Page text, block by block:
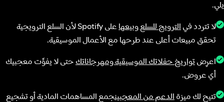
يلي.
لا تتردد في الترويج للسلع وبيعها
على Spotify لأن السلع الترويجية
تحقق مبيعات أعلى عند طرحها مع الأعمال الموسيقية.
اعرِض تواريخ حفلاتك الموسيقية ومهرجاناتك حتى لا يفوِّت معجبيك
أي عروض.
تتيح لك ميزة الدعم من المعجبينجمع المساهمات المادية أو تشجيع